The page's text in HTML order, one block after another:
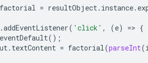
factorial = resultObject. instance.
.addEventListener( 'click' , (e) => {
();
. textContent = factorial(parseInt(